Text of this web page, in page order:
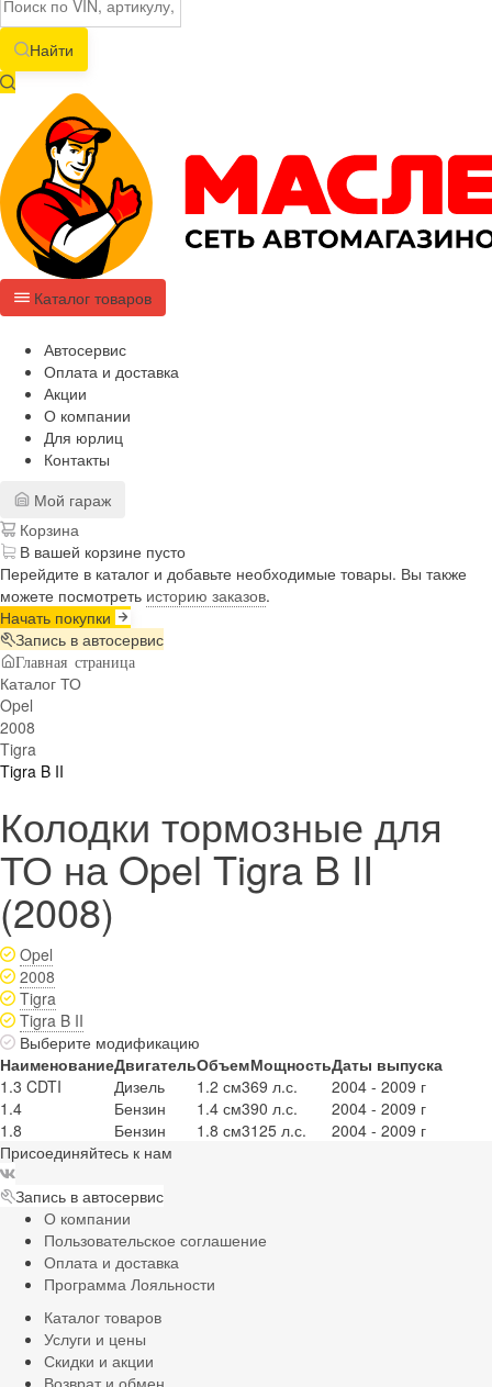
Найти
Каталог товаров
Автосервис
Оплата и доставка
Акции
О компании
Для юрлиц
Контакты
Мой гараж
Корзина
В вашей корзине пусто
Перейдите в каталог и добавьте необходимые товары. Вы также
можете посмотреть историю заказов.
Начать покупки
Запись в автосервис
Главная страница
Каталог ТО
Opel
2008
Tigra
Tigra B II
Колодки тормозные для
ТО на Opel Tigra B II
(2008)
Opel
2008
Tigra
Tigra B II
Выберите модификацию
НаименованиеДвигательОбъемМощностьДаты выпуска
1.3 CDTI
Дизель 1.2 см369 л.с.
2004 - 2009 г
1.4
Бензин 1.4 см390 л.с.
2004 - 2009 г
1.8
Бензин 1.8 см3125 л.с.
2004 - 2009 г
Присоединяйтесь к нам
Запись в автосервис
О компании
Пользовательское соглашение
Оплата и доставка
Программа Лояльности
Каталог товаров
Услуги и цены
Скидки и акции
Возврат и обмен